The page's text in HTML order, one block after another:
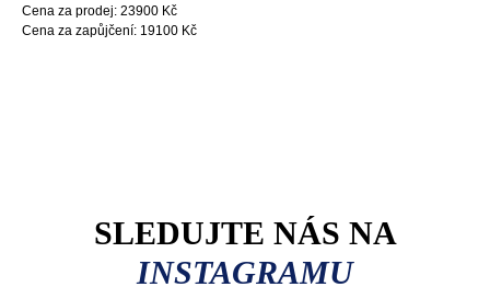
Cena za prodej: 23900 Kč
Cena za zapůjčení: 19100 Kč
SLEDUJTE NÁS NA
INSTAGRAMU